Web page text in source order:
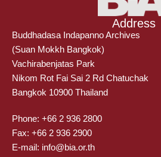
Address
Buddhadasa Indapanno Archives
(Suan Mokkh Bangkok)
Vachirabenjatas Park
Nikom Rot Fai Sai 2 Rd Chatuchak
Bangkok 10900 Thailand
Phone: +66 2 936 2800
Fax: +66 2 936 2900
E-mail: info@bia.or.th